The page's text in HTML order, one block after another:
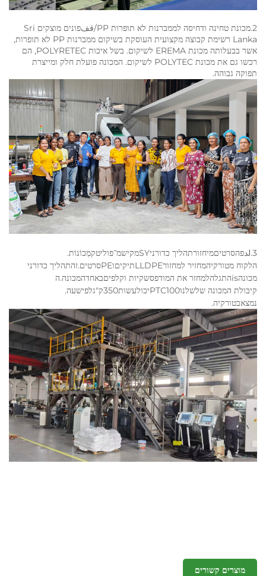
2.מכונת טחינה ודחיסה לממברנות לא תופרות PP/قفפונים מוצקים Sri
Lanka רשימת קבוצה מקצועית העוסקת בשיקום ממברנות PP לא תופרות,
אשר בבעלותה מכונת EREMA לשיקום. בשל איכות POLYRETEC, הם
רכשו גם את מכונת POLYTEC לשיקום. המכונה פועלת חלק ומייצרת
תפוקה גבוהה.
3.لدפהסרטיםמיחזורתהליך כדורניSYמקישמ־פוליטקמְכוֹנוֹת.
הלקוח מטורקיהמחזיר למחזורLLDPEתיקיםוPEסרטים.זהתהליך כדורני
מכונהisהתגלהלמחזר את המודפסשקיות וקלפיםבאחדהמכונה.ה
קיבולת המכונה שלשלנוPTC100יכולעשות350ק"גלפישעה.
נמצאבטורקיה.
מוצרים קשורים